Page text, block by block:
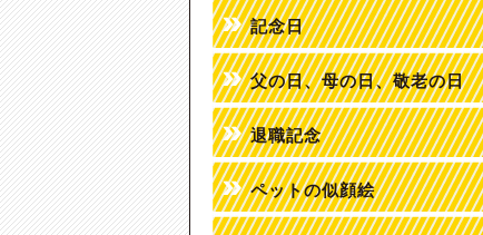
記念日
父の日、母の日、敬老の日
退職記念
ペットの似顔絵